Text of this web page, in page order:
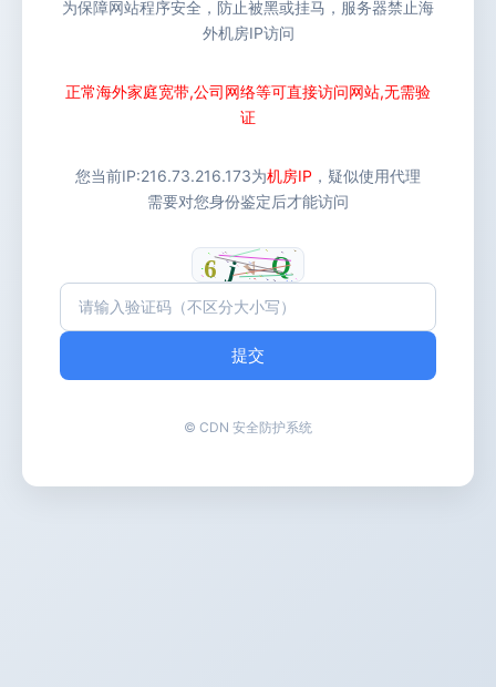
为保障网站程序安全，防止被黑或挂马，服务器禁止海
外机房IP访问
正常海外家庭宽带,公司网络等可直接访问网站,无需验
证
您当前IP:216.73.216.173为机房IP ，疑似使用代理
需要对您身份鉴定后才能访问
提交
© CDN 安全防护系统